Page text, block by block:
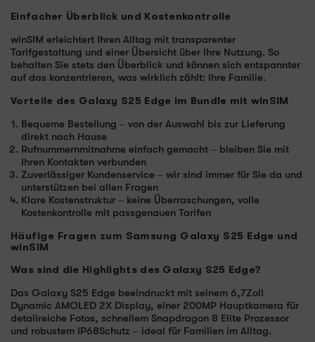
Einfacher Überblick und Kostenkontrolle
winSIM erleichtert Ihren Alltag mit transparenter
Tarifgestaltung und einer Übersicht über Ihre Nutzung. So
behalten Sie stets den Überblick und können sich entspannter
auf das konzentrieren, was wirklich zählt: Ihre Familie.
Vorteile des Galaxy S25 Edge im Bundle mit winSIM
Bequeme Bestellung – von der Auswahl bis zur Lieferung
direkt nach Hause
Rufnummernmitnahme einfach gemacht – bleiben Sie mit
Ihren Kontakten verbunden
Zuverlässiger Kundenservice – wir sind immer für Sie da und
unterstützen bei allen Fragen
Klare Kostenstruktur – keine Überraschungen, volle
Kostenkontrolle mit passgenauen Tarifen
Häufige Fragen zum Samsung Galaxy S25 Edge und
winSIM
Was sind die Highlights des Galaxy S25 Edge?
Das Galaxy S25 Edge beeindruckt mit seinem 6,7Zoll
Dynamic AMOLED 2X Display, einer 200MP Hauptkamera für
detailreiche Fotos, schnellem Snapdragon 8 Elite Prozessor
und robustem IP68Schutz – ideal für Familien im Alltag.